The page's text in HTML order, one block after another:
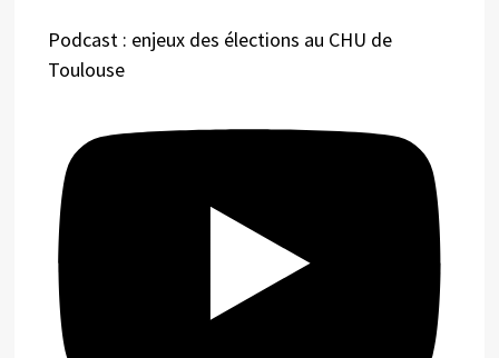
Podcast : enjeux des élections au CHU de
Toulouse